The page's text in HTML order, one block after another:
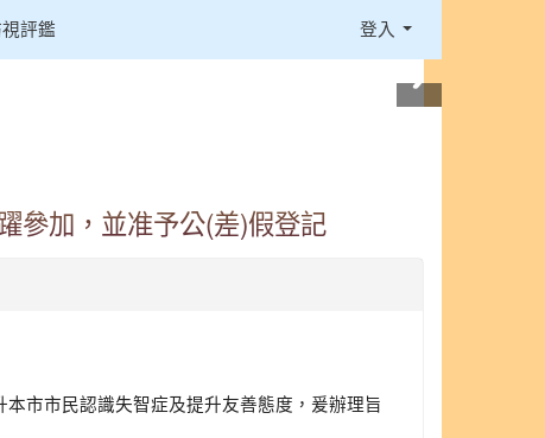
評鑑 登入
參加，並准予公(差)假登記
市市民認識失智症及提升友善態度，爰辦理旨